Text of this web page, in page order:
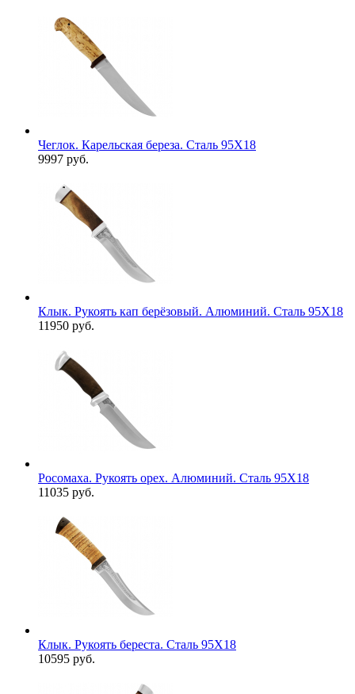
Чеглок. Карельская береза. Сталь 95Х18
9997 руб.
Клык. Рукоять кап берёзовый. Алюминий. Сталь 95Х18
11950 руб.
Росомаха. Рукоять орех. Алюминий. Сталь 95Х18
11035 руб.
Клык. Рукоять береста. Сталь 95Х18
10595 руб.